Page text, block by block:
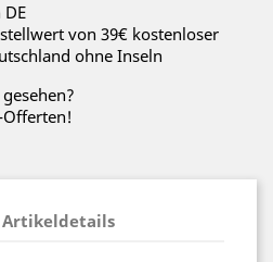
von 39€ kostenloser
ohne Inseln
Artikeldetails